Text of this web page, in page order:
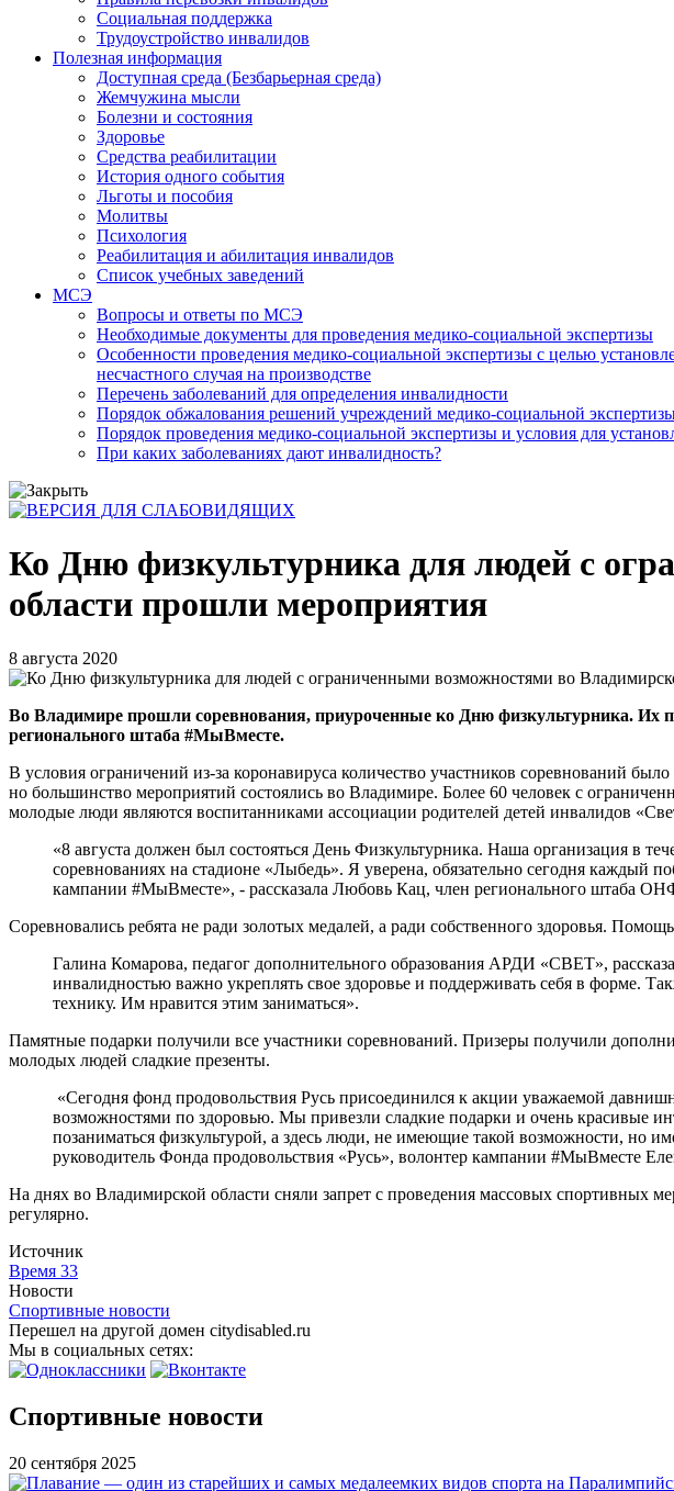
Социальная поддержка
Трудоустройство инвалидов
Полезная информация
Доступная среда (Безбарьерная среда)
Жемчужина мысли
Болезни и состояния
Здоровье
Средства реабилитации
История одного события
Льготы и пособия
Молитвы
Психология
Реабилитация и абилитация инвалидов
Список учебных заведений
МСЭ
Вопросы и ответы по МСЭ
Необходимые документы для проведения медико-социальной экспертизы
Особенности проведения медико-социальной экспертизы с целью
несчастного случая на производстве
Перечень заболеваний для определения инвалидности
Порядок обжалования решений учреждений медико-социальной
Порядок проведения медико-социальной экспертизы и условия для
При каких заболеваниях дают инвалидность?
Ко Дню физкультурника для людей с
области прошли мероприятия
8 августа 2020
Во Владимире прошли соревнования, приуроченные ко Дню физкультурника. Их
регионального штаба #МыВместе.
В условия ограничений из-за коронавируса количество участников соревнований
но большинство мероприятий состоялись во Владимире. Более 60 человек с
молодые люди являются воспитанниками ассоциации родителей детей инвалидов
«8 августа должен был состояться День Физкультурника. Наша организация в
соревнованиях на стадионе «Лыбедь». Я уверена, обязательно сегодня каждый
кампании #МыВместе», - рассказала Любовь Кац, член регионального штаба
Соревновались ребята не ради золотых медалей, а ради собственного здоровья.
Галина Комарова, педагог дополнительного образования АРДИ «СВЕТ»,
инвалидностью важно укреплять свое здоровье и поддерживать себя в форме.
технику. Им нравится этим заниматься».
Памятные подарки получили все участники соревнований. Призеры получили
молодых людей сладкие презенты.
«Сегодня фонд продовольствия Русь присоединился к акции уважаемой
возможностями по здоровью. Мы привезли сладкие подарки и очень красивые
позаниматься физкультурой, а здесь люди, не имеющие такой возможности, но
руководитель Фонда продовольствия «Русь», волонтер кампании #МыВместе
На днях во Владимирской области сняли запрет с проведения массовых спортивных
регулярно.
Источник
Время 33
Новости
Спортивные новости
Перешел на другой домен citydisabled.ru
Мы в социальных сетях:
Спортивные новости
20 сентября 2025